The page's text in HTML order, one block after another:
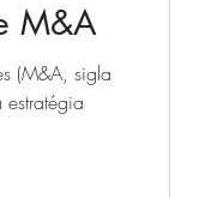
M&A
(M&A, sigla